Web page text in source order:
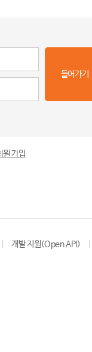
들어가기
원 가입
개발 지원(Open API)